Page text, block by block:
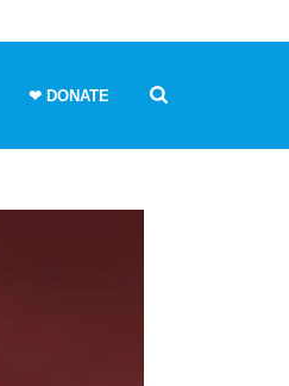
❤ DONATE